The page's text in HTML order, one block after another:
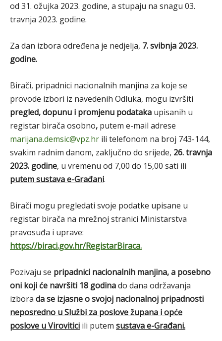
od 31. ožujka 2023. godine, a stupaju na snagu 03.
travnja 2023. godine.
Za dan izbora određena je nedjelja, 7. svibnja 2023.
godine.
Birači, pripadnici nacionalnih manjina za koje se
provode izbori iz navedenih Odluka, mogu izvršiti
pregled, dopunu i promjenu podataka upisanih u
registar birača osobno, putem e-mail adrese
marijana.demsic@vpz.hr ili telefonom na broj 743-144,
svakim radnim danom, zaključno do srijede, 26. travnja
2023. godine, u vremenu od 7,00 do 15,00 sati ili
putem sustava e-Građani.
Birači mogu pregledati svoje podatke upisane u
registar birača na mrežnoj stranici Ministarstva
pravosuđa i uprave:
https://biraci.gov.hr/RegistarBiraca.
Pozivaju se pripadnici nacionalnih manjina, a posebno
oni koji će navršiti 18 godinado dana održavanja
izbora da se izjasne o svojoj nacionalnoj pripadnosti
neposredno u Službi za poslove župana i opće
poslove u Virovitici ili putem sustava e-Građani.